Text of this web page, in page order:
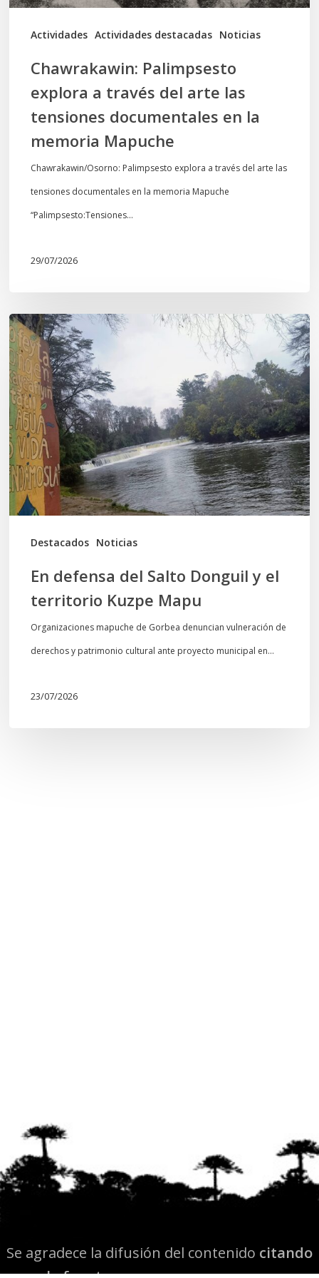
Actividades Actividades destacadas Noticias
tensiones
documentales
memoria
Mapuche
Chawrakawin: Palimpsesto
explora a través del arte las
tensiones documentales en la
memoria Mapuche
Chawrakawin/Osorno: Palimpsesto explora a través del arte las
tensiones documentales en la memoria Mapuche
“Palimpsesto:Tensiones…
29/07/2026
Destacados Noticias
En
defensa
del
Salto
Donguil
y
el
territorio
Kuzpe
Mapu
En defensa del Salto Donguil y el
territorio Kuzpe Mapu
Organizaciones mapuche de Gorbea denuncian vulneración de
derechos y patrimonio cultural ante proyecto municipal en…
23/07/2026
Se agradece la difusión del contenido citando